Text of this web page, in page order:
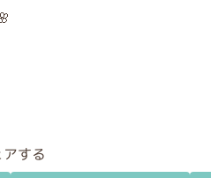
アする